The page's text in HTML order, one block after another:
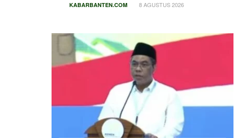
KABARBANTEN.COM 8 AGUSTUS 2026